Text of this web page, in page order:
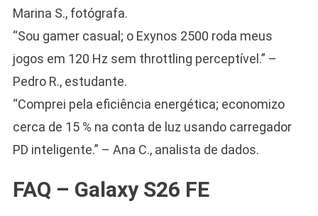
Marina S., fotógrafa.
“Sou gamer casual; o Exynos 2500 roda meus
jogos em 120 Hz sem throttling perceptível.” –
Pedro R., estudante.
“Comprei pela eficiência energética; economizo
cerca de 15 % na conta de luz usando carregador
PD inteligente.” – Ana C., analista de dados.
FAQ – Galaxy S26 FE